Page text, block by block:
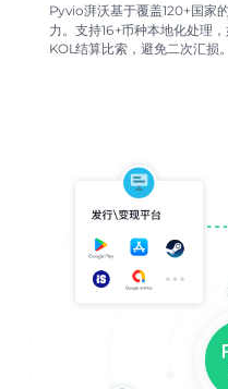
Pyvio湃沃基于覆盖120+国家
力。支持16+币种本地化处理
KOL结算比索，避免二次汇损。